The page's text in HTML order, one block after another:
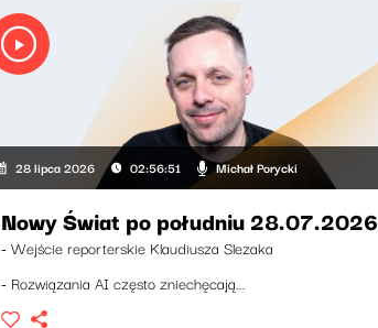
28 lipca 2026 02:56:51 Michał Porycki
Nowy Świat po południu 28.07.2026
- Wejście reporterskie Klaudiusza Slezaka
- Rozwiązania AI często zniechęcają...